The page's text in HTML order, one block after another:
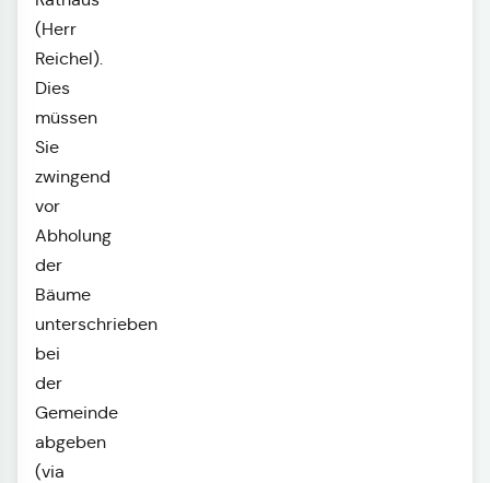
(Herr
Reichel).
Dies
müssen
Sie
zwingend
vor
Abholung
der
Bäume
unterschrieben
bei
der
Gemeinde
abgeben
(via